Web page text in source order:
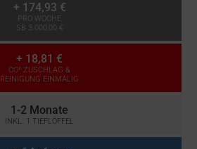
+ 174,93 €
PRO WOCHE
SB 3.000,00 €
+ 18,81 €
CO² ZUSCHLAG &
REINIGUNG EINMALIG
1-2 Monate
INKL. 1 TIEFLÖFFEL